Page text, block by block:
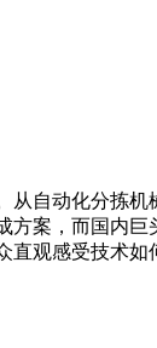
自动化分拣
案，而国内
观感受技术如